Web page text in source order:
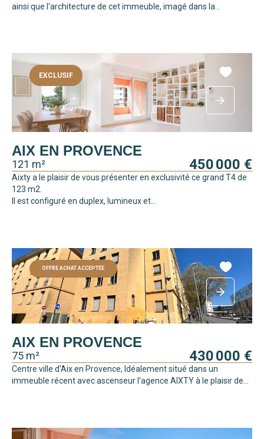
ainsi que l'architecture de cet immeuble, imagé dans la...
EXCLUSIF
AIX EN PROVENCE
121 m² 450 000 €
Aixty a le plaisir de vous présenter en exclusivité ce grand T4 de
123 m2.
Il est configuré en duplex, lumineux et...
OFFRE ACHAT ACCEPTÉE
AIX EN PROVENCE
75 m² 430 000 €
Centre ville d'Aix en Provence, Idéalement situé dans un
immeuble récent avec ascenseur l'agence AIXTY à le plaisir de...